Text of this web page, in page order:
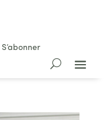
S’abonner